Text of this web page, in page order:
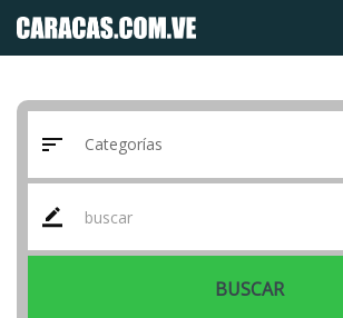
BUSCAR